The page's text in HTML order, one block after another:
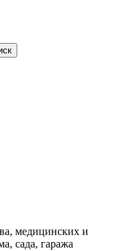
медицинских и
сада, гаража